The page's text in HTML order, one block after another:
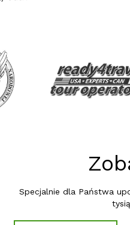
Specjalnie dla Państwa